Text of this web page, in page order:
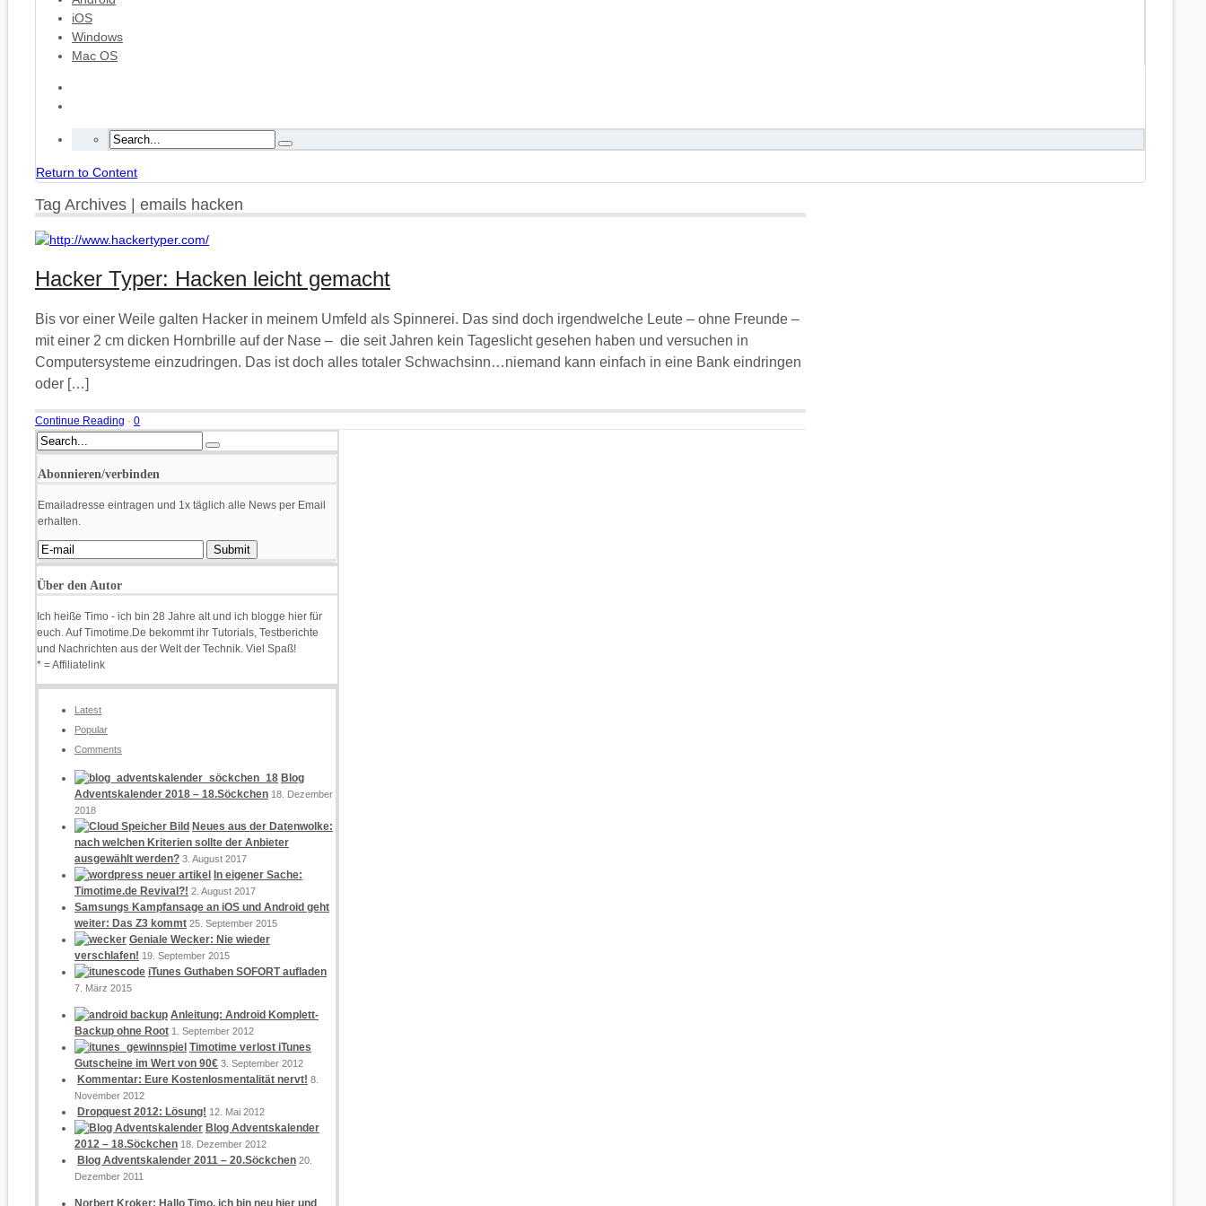
iOS
Windows
Mac OS
Return to Content
Tag Archives | emails hacken
Hacker Typer: Hacken leicht gemacht
Bis vor einer Weile galten Hacker in meinem Umfeld als Spinnerei. Das sind doch irgendwelche Leute – ohne Freunde –
mit einer 2 cm dicken Hornbrille auf der Nase – die seit Jahren kein Tageslicht gesehen haben und versuchen in
Computersysteme einzudringen. Das ist doch alles totaler Schwachsinn…niemand kann einfach in eine Bank eindringen
oder […]
Continue Reading · 0
Abonnieren/verbinden
Emailadresse eintragen und 1x täglich alle News per Email
erhalten.
Über den Autor
Ich heiße Timo - ich bin 28 Jahre alt und ich blogge hier für
euch. Auf Timotime.De bekommt ihr Tutorials, Testberichte
und Nachrichten aus der Welt der Technik. Viel Spaß!
* = Affiliatelink
Latest
Popular
Comments
Blog
Adventskalender 2018 – 18.Söckchen 18. Dezember
2018
Neues aus der Datenwolke:
nach welchen Kriterien sollte der Anbieter
ausgewählt werden? 3. August 2017
In eigener Sache:
Timotime.de Revival?! 2. August 2017
Samsungs Kampfansage an iOS und Android geht
weiter: Das Z3 kommt 25. September 2015
Geniale Wecker: Nie wieder
verschlafen! 19. September 2015
iTunes Guthaben SOFORT aufladen
7. März 2015
Anleitung: Android Komplett-
Backup ohne Root 1. September 2012
Timotime verlost iTunes
Gutscheine im Wert von 90€ 3. September 2012
Kommentar: Eure Kostenlosmentalität nervt! 8.
November 2012
Dropquest 2012: Lösung! 12. Mai 2012
Blog Adventskalender
2012 – 18.Söckchen 18. Dezember 2012
Blog Adventskalender 2011 – 20.Söckchen 20.
Dezember 2011
Norbert Kroker: Hallo Timo, ich bin neu hier und